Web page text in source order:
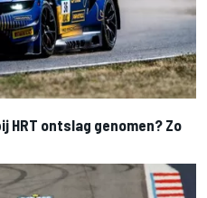
HRT ontslag genomen? Zo